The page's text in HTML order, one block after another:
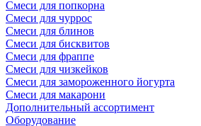
Смеси для попкорна
Смеси для чуррос
Смеси для блинов
Смеси для бисквитов
Смеси для фраппе
Смеси для чизкейков
Смеси для замороженного йогурта
Смеси для макарони
Дополнительный ассортимент
Оборудование